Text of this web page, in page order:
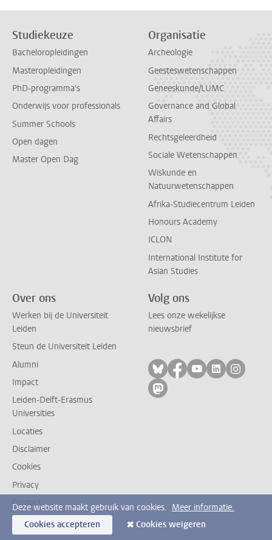
Studiekeuze
Bacheloropleidingen
Masteropleidingen
PhD-programma's
Onderwijs voor professionals
Summer Schools
Open dagen
Master Open Dag
Organisatie
Archeologie
Geesteswetenschappen
Geneeskunde/LUMC
Governance and Global
Affairs
Rechtsgeleerdheid
Sociale Wetenschappen
Wiskunde en
Natuurwetenschappen
Afrika-Studiecentrum Leiden
Honours Academy
ICLON
International Institute for
Asian Studies
Over ons
Werken bij de Universiteit
Leiden
Steun de Universiteit Leiden
Alumni
Impact
Leiden-Delft-Erasmus
Universities
Locaties
Disclaimer
Cookies
Privacy
Contact
Volg ons
Lees onze wekelijkse
nieuwsbrief
Volg ons op bluesky
Volg ons op
Volg ons op
Volg ons
Volg
Volg ons op mastodon
Deze website maakt gebruik van cookies. Meer informatie.
Cookies accepteren
Cookies weigeren